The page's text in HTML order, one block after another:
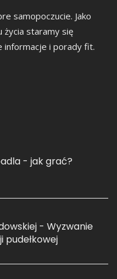
samopoczucie. Jako
staramy się
informacje i porady fit.
- jak grać?
- Wyzwanie
pudełkowej